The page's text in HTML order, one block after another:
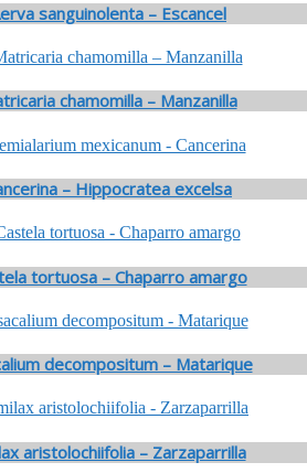
sanguinolenta – Escancel
chamomilla – Manzanilla
– Hippocratea excelsa
tortuosa – Chaparro amargo
decompositum – Matarique
aristolochiifolia – Zarzaparrilla